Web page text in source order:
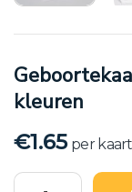
kleuren
€1.65 per kaart
Geboortekaart